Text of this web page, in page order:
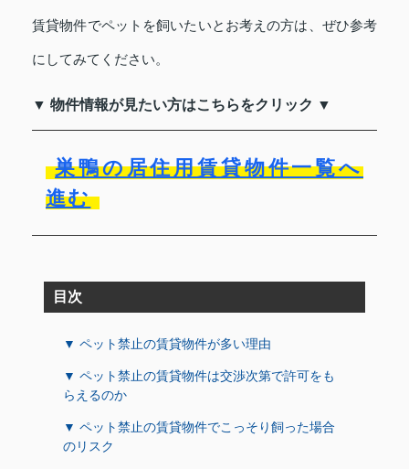
賃貸物件でペットを飼いたいとお考えの方は、ぜひ参考
にしてみてください。
▼ 物件情報が見たい方はこちらをクリック ▼
巣鴨の居住用賃貸物件一覧へ
進む
目次
▼ ペット禁止の賃貸物件が多い理由
▼ ペット禁止の賃貸物件は交渉次第で許可をも
らえるのか
▼ ペット禁止の賃貸物件でこっそり飼った場合
のリスク